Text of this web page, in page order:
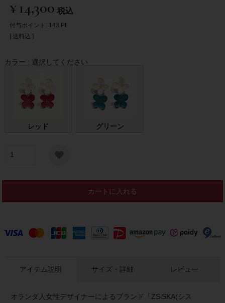
¥14,300 税込
付与ポイント: 143 Pt.
送料込
カラー 選択してください
レッド グリーン
カートに入れる
アイテム説明
オランダ人女性デザイナーによるブランド「ZSiSKA(シス
サイズ・詳細 レビュー